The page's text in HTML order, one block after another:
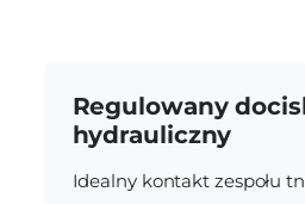
Regulowany
hydrauliczny
Idealny kontakt zespołu